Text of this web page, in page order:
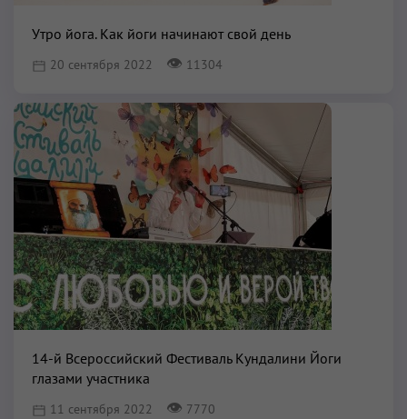
Утро йога. Как йоги начинают свой день
20 сентября 2022 👁 11304
14-й Всероссийский Фестиваль Кундалини Йоги
глазами участника
11 сентября 2022 👁 7770